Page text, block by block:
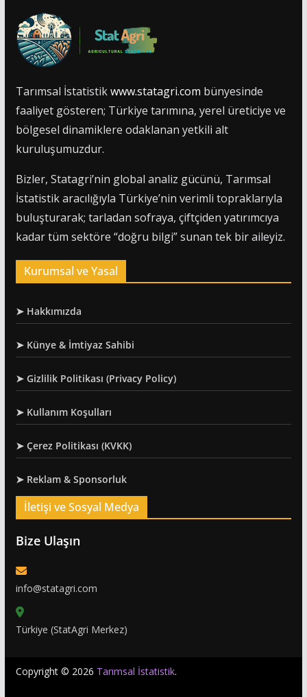
Tarımsal İstatistikwww.statagri.com bünyesinde
faaliyet gösteren; Türkiye tarımına, yerel üreticiye ve
bölgesel dinamiklere odaklanan yetkili alt
kuruluşumuzdur.
Bizler, Statagri’nin global analiz gücünü, Tarımsal
İstatistik aracılığıyla Türkiye’nin verimli topraklarıyla
buluşturarak; tarladan sofraya, çiftçiden yatırımcıya
kadar tüm sektöre “doğru bilgi” sunan tek bir aileyiz.
Kurumsal ve Yasal
➤ Hakkımızda
➤ Künye & İmtiyaz Sahibi
➤ Gizlilik Politikası (Privacy Policy)
➤ Kullanım Koşulları
➤ Çerez Politikası (KVKK)
➤ Reklam & Sponsorluk
İletişi ve Sosyal Medya
Bize Ulaşın
info@statagri.com
Türkiye (StatAgri Merkez)
Copyright © 2026 Tarımsal İstatistik.